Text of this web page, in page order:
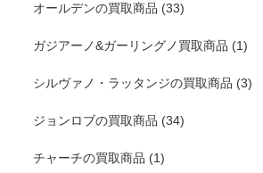
オールデンの買取商品 (33)
ガジアーノ&ガーリングノ買取商品 (1)
シルヴァノ・ラッタンジの買取商品 (3)
ジョンロブの買取商品 (34)
チャーチの買取商品 (1)